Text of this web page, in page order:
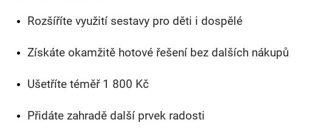
Rozšíříte využití sestavy pro děti i dospělé
Získáte okamžitě hotové řešení bez dalších nákupů
Ušetříte téměř 1 800 Kč
Přidáte zahradě další prvek radosti